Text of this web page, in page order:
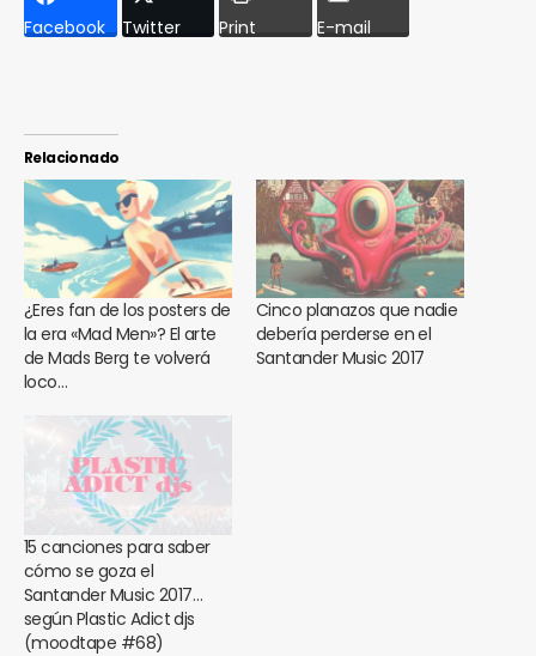
Facebook Twitter Print E-mail
Relacionado
¿Eres fan de los posters de
la era «Mad Men»? El arte
de Mads Berg te volverá
loco…
Cinco planazos que nadie
debería perderse en el
Santander Music 2017
15 canciones para saber
cómo se goza el
Santander Music 2017…
según Plastic Adict djs
(moodtape #68)